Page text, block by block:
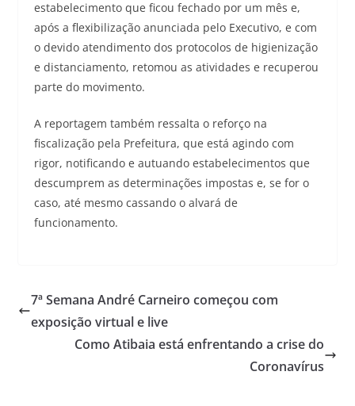
estabelecimento que ficou fechado por um mês e,
após a flexibilização anunciada pelo Executivo, e com
o devido atendimento dos protocolos de higienização
e distanciamento, retomou as atividades e recuperou
parte do movimento.
A reportagem também ressalta o reforço na
fiscalização pela Prefeitura, que está agindo com
rigor, notificando e autuando estabelecimentos que
descumprem as determinações impostas e, se for o
caso, até mesmo cassando o alvará de
funcionamento.
7ª Semana André Carneiro começou com
exposição virtual e live
Como Atibaia está enfrentando a crise do
Coronavírus